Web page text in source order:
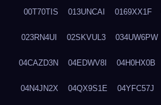
00T70TIS 013UNCAI 0169XX1F
023RN4UI 02SKVUL3 034UW6PW
04CAZD3N 04EDWV8I 04H0HX0B
04N4JN2X 04QX9S1E 04YFC57J